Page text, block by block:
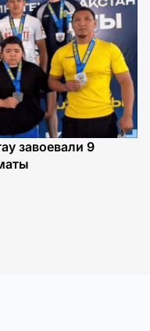
завоевали 9